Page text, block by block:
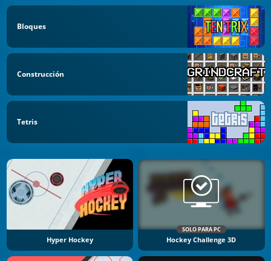
Bloques
Construcción
Tetris
Hyper Hockey
SOLO PARA PC
Hockey Challenge 3D